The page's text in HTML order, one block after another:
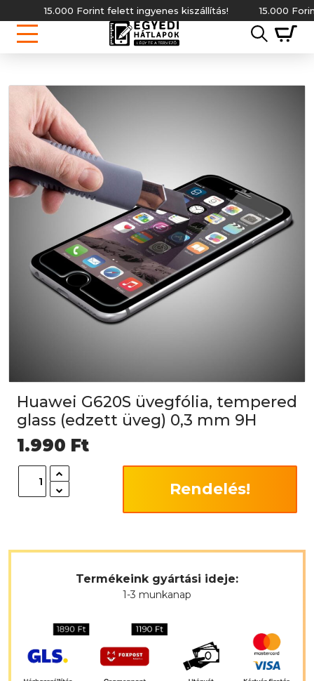
15.000 Forint felett ingyenes kiszállítás! 15.000 Forint
Huawei G620S üvegfólia, tempered
glass (edzett üveg) 0,3 mm 9H
1.990 Ft
Rendelés!
Termékeink gyártási ideje:
1-3 munkanap